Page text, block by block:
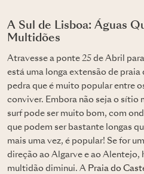
A Sul de Lisboa: Águas
Multidões
Atravesse a ponte 25 de Abril
está uma longa extensão de
pedra que é muito popular entre
conviver. Embora não seja o sítio
surf pode ser muito bom, com
que podem ser bastante longas
mais uma vez, é popular! Se for
direção ao Algarve e ao Alentejo,
multidão diminui. A Praia do